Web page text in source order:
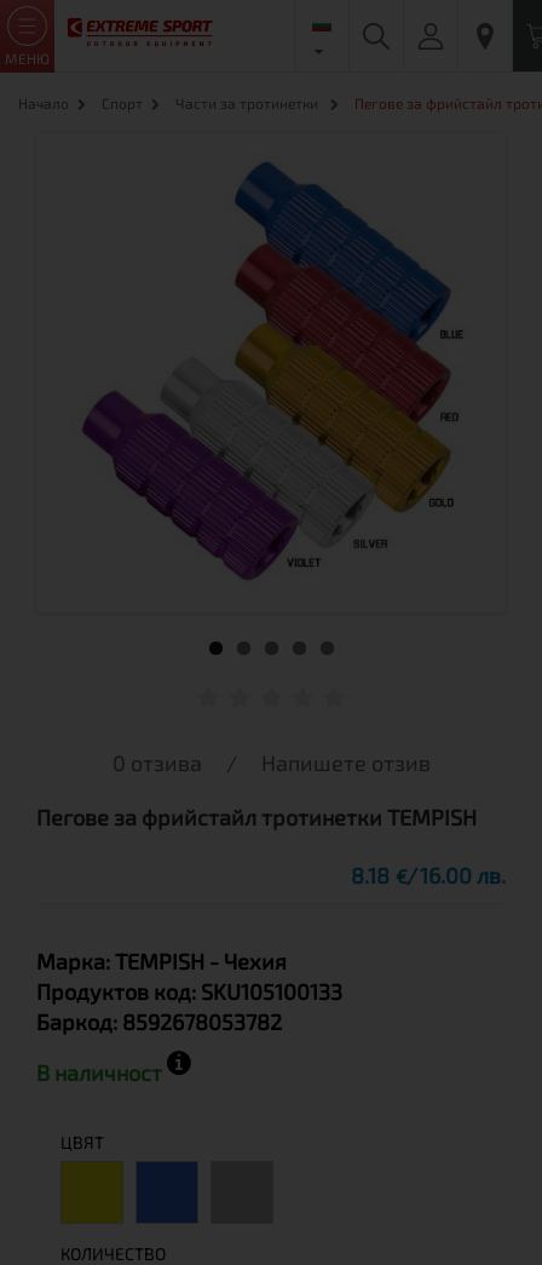
МЕНЮ
Начало Спорт Части за тротинетки Пегове за фрийстайл
0 отзива / Напишете отзив
Пегове за фрийстайл тротинетки TEMPISH
8.18 € 16.00 лв.
Марка:TEMPISH - Чехия
Продуктов код: SKU105100133
Баркод: 8592678053782
В наличност
ЦВЯТ
КОЛИЧЕСТВО